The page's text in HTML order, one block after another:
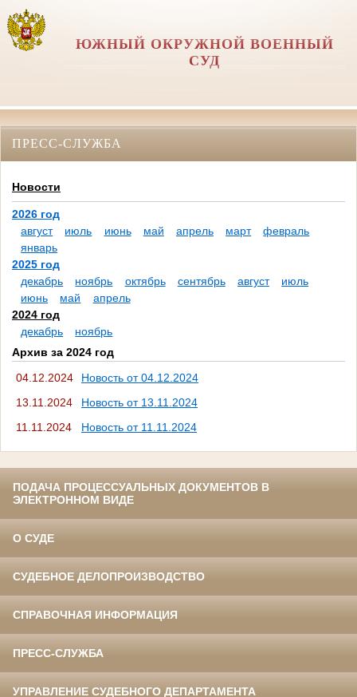
ЮЖНЫЙ ОКРУЖНОЙ ВОЕННЫЙ
СУД
ПРЕСС-СЛУЖБА
Новости
2026 год
август
июль июнь май апрель март
февраль
январь
2025 год
декабрь
ноябрь октябрь сентябрь август
июль
июнь
май
апрель
2024 год
декабрь
ноябрь
Архив за 2024 год
04.12.2024
Новость от 04.12.2024
13.11.2024
Новость от 13.11.2024
11.11.2024
Новость от 11.11.2024
ПОДАЧА ПРОЦЕССУАЛЬНЫХ ДОКУМЕНТОВ В
ЭЛЕКТРОННОМ ВИДЕ
О СУДЕ
СУДЕБНОЕ ДЕЛОПРОИЗВОДСТВО
СПРАВОЧНАЯ ИНФОРМАЦИЯ
ПРЕСС-СЛУЖБА
УПРАВЛЕНИЕ СУДЕБНОГО ДЕПАРТАМЕНТА